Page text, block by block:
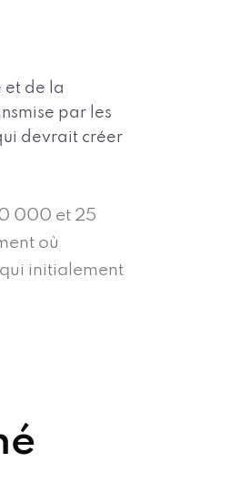
et de la
par les
devrait créer
000 et 25
où
qui initialement